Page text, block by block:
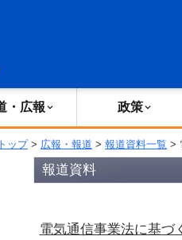
・広報 政策
ップ> 広報・報道 > 報道資料一覧 >
報道資料
電気通信事業法に基づ